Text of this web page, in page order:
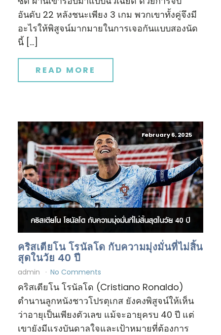
อันดับ 22 หลังชนะเพียง 3 เกม พวกเขาทั้งคู่จึงมี
อะไรให้พิสูจน์มากมายในการเจอกันแบบสองนัด
นี้ […]
READ MORE
February 6, 2025
คริสเตียโน โรนัลโด กับความมุ่งมั่นที่ไม่สิ้น
สุดในวัย 40 ปี
admin No Comments
คริสเตียโน โรนัลโด (Cristiano Ronaldo)
ตำนานลูกหนังชาวโปรตุเกส ยังคงพิสูจน์ให้เห็น
ว่าอายุเป็นเพียงตัวเลข แม้จะอายุครบ 40 ปี แต่
เขายังมีแรงบันดาลใจและเป้าหมายที่ต้องการ